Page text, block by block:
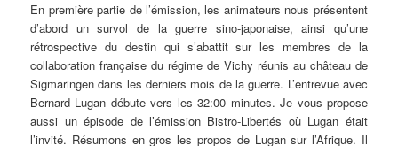
En première partie de l’émission, les animateurs nous présentent
d’abord un survol de la guerre sino-japonaise, ainsi qu’une
rétrospective du destin qui s’abattit sur les membres de la
collaboration française du régime de Vichy réunis au château de
Sigmaringen dans les derniers mois de la guerre. L’entrevue avec
Bernard Lugan débute vers les 32:00 minutes. Je vous propose
aussi un épisode de l’émission Bistro-Libertés où Lugan était
l’invité. Résumons en gros les propos de Lugan sur l’Afrique. Il